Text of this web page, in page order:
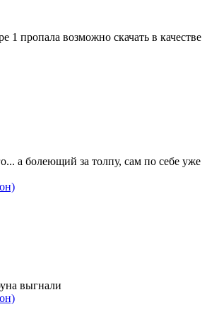
1 пропала возможно скачать в качестве
а болеющий за толпу, сам по себе уже
выгнали